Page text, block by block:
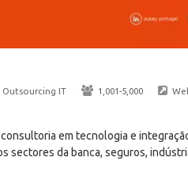
IT · 1,001-5,000 ·
em tecnologia e
sectores da banca, seguros,